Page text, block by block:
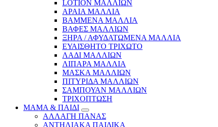
LOTION ΜΑΛΛΙΩΝ
ΑΡΑΙΑ ΜΑΛΛΙΑ
ΒΑΜΜΕΝΑ ΜΑΛΛΙΑ
ΒΑΦΕΣ ΜΑΛΛΙΩΝ
ΞΗΡΑ / ΑΦΥΔΑΤΩΜΕΝΑ ΜΑΛΛΙΑ
ΕΥΑΙΣΘΗΤΟ ΤΡΙΧΩΤΟ
ΛΑΔΙ ΜΑΛΛΙΩΝ
ΛΙΠΑΡΑ ΜΑΛΛΙΑ
ΜΑΣΚΑ ΜΑΛΛΙΩΝ
ΠΙΤΥΡΙΔΑ ΜΑΛΛΙΩΝ
ΣΑΜΠΟΥΑΝ ΜΑΛΛΙΩΝ
ΤΡΙΧΟΠΤΩΣΗ
ΜΑΜΑ & ΠΑΙΔΙ
ΑΛΛΑΓΗ ΠΑΝΑΣ
ΑΝΤΗΛΙΑΚΑ ΠΑΙΔΙΚΑ